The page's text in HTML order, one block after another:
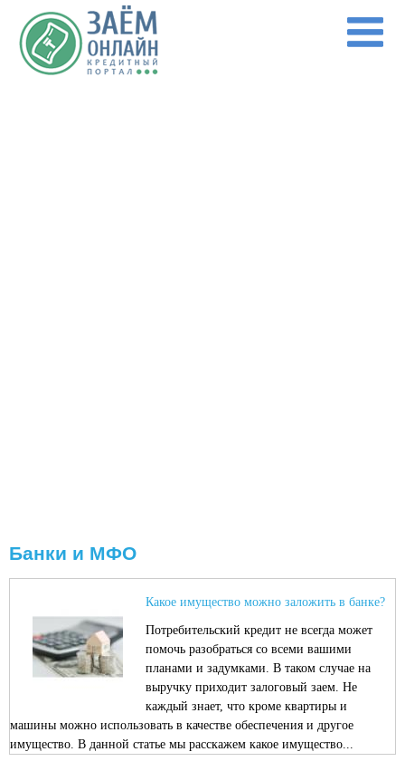
Перейти к основному содержанию
Банки и МФО
Какое имущество можно заложить в банке?
Потребительский кредит не всегда может
помочь разобраться со всеми вашими
планами и задумками. В таком случае на
выручку приходит залоговый заем. Не
каждый знает, что кроме квартиры и
машины можно использовать в качестве обеспечения и другое
имущество. В данной статье мы расскажем какое имущество...